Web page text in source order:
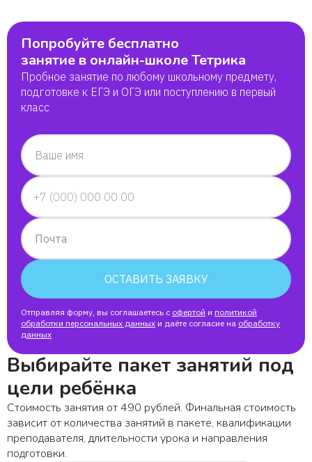
Попробуйте бесплатно
занятие в онлайн-школе Тетрика
Пробное занятие по любому школьному предмету,
подготовке к ЕГЭ и ОГЭ или поступлению в первый
класс
Ваше имя
Почта
ОСТАВИТЬ ЗАЯВКУ
Отправляя форму, вы соглашаетесь с офертой и политикой
обработки персональных данных и даёте согласие на обработку
данных
Выбирайте пакет занятий под
цели ребёнка
Стоимость занятия от 490 рублей. Финальная стоимость
зависит от количества занятий в пакете, квалификации
преподавателя, длительности урока и направления
подготовки.